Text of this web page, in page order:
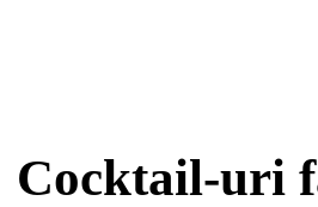
Cocktail-uri